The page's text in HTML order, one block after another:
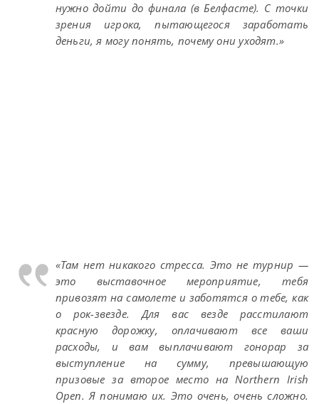
нужно дойти до финала (в Белфасте). С точки
зрения игрока, пытающегося заработать
деньги, я могу понять, почему они уходят.»
«Там нет никакого стресса. Это не турнир —
это выставочное мероприятие, тебя
привозят на самолете и заботятся о тебе, как
о рок-звезде. Для вас везде расстилают
красную дорожку, оплачивают все ваши
расходы, и вам выплачивают гонорар за
выступление на сумму, превышающую
призовые за второе место на Northern Irish
Open. Я понимаю их. Это очень, очень сложно.